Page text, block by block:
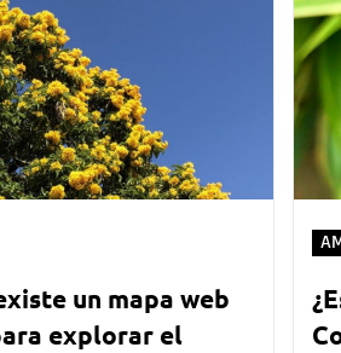
un mapa web
explorar el